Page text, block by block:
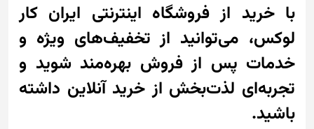
با خرید از فروشگاه اینترنتی ایران کار
لوکس، می‌توانید از تخفیف‌های ویژه و
خدمات پس از فروش بهره‌مند شوید و
تجربه‌ای لذت‌بخش از خرید آنلاین داشته
باشید.